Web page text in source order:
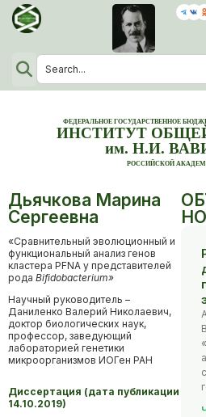
ФЕДЕРАЛЬНОЕ ГОСУДАРСТВЕННОЕ
ИНСТИТУТ
им. Н.И.
РОССИЙСКОЙ
Дьячкова Марина
Сергеевна
«Сравнительный эволюционный и
функциональный анализ генов
кластера PFNA у представителей
рода Bifidobacterium»
Научный руководитель –
Даниленко Валерий Николаевич,
доктор биологических наук,
профессор, заведующий
лабораторией генетики
микроорганизмов ИОГен РАН
Диссертация (дата публикации
14.10.2019)